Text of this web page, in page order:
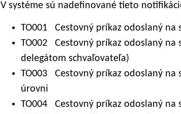
V systéme sú nadefinované tieto
TO001 Cestovný príkaz odoslaný na
TO002 Cestovný príkaz odoslaný na
delegátom schvaľovateľa)
TO003 Cestovný príkaz odoslaný na
úrovni
TO004 Cestovný príkaz odoslaný na